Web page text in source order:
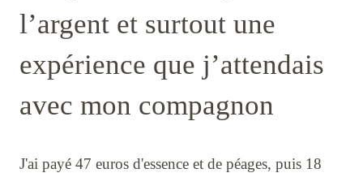
l’argent et surtout une
expérience que j’attendais
avec mon compagnon
J'ai payé 47 euros d'essence et de péages, puis 18